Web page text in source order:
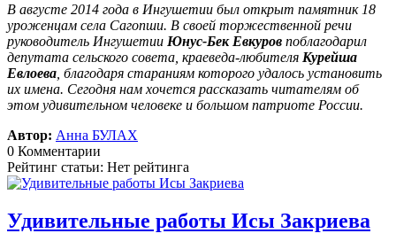
В августе 2014 года в Ингушетии был открыт памятник 18
уроженцам села Сагопши. В своей торжественной речи
руководитель Ингушетии Юнус-Бек Евкуров поблагодарил
депутата сельского совета, краеведа-любителя Курейша
Евлоева , благодаря стараниям которого удалось установить
их имена. Сегодня нам хочется рассказать читателям об
этом удивительном человеке и большом патриоте России.
Автор: Анна БУЛАХ
0 Комментарии
Рейтинг статьи: Нет рейтинга
Удивительные работы Исы Закриева